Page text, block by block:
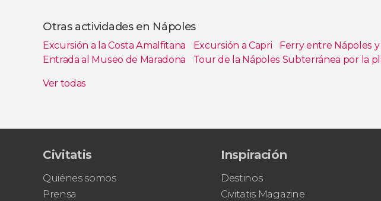
Otras actividades en Nápoles
Excursión a la Costa Amalfitana Excursión a Capri Ferry entre Nápoles y
Entrada al Museo de Maradona
Tour de la Nápoles Subterránea por la
Ver todas
Civitatis
Quiénes somos
Prensa
Inspiración
Destinos
Civitatis Magazine